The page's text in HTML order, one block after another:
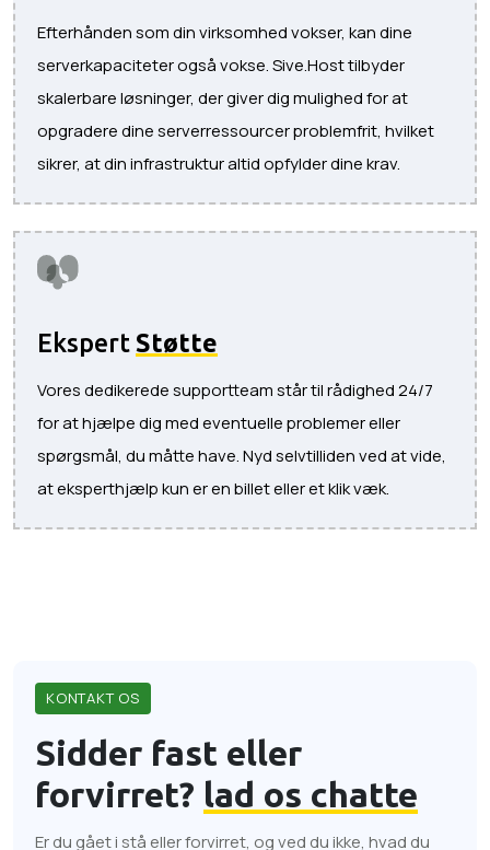
Efterhånden som din virksomhed vokser, kan dine
serverkapaciteter også vokse. Sive.Host tilbyder
skalerbare løsninger, der giver dig mulighed for at
opgradere dine serverressourcer problemfrit, hvilket
sikrer, at din infrastruktur altid opfylder dine krav.
Ekspert Støtte
Vores dedikerede supportteam står til rådighed 24/7
for at hjælpe dig med eventuelle problemer eller
spørgsmål, du måtte have. Nyd selvtilliden ved at vide,
at eksperthjælp kun er en billet eller et klik væk.
KONTAKT OS
Sidder fast eller
forvirret? lad os chatte
Er du gået i stå eller forvirret, og ved du ikke, hvad du